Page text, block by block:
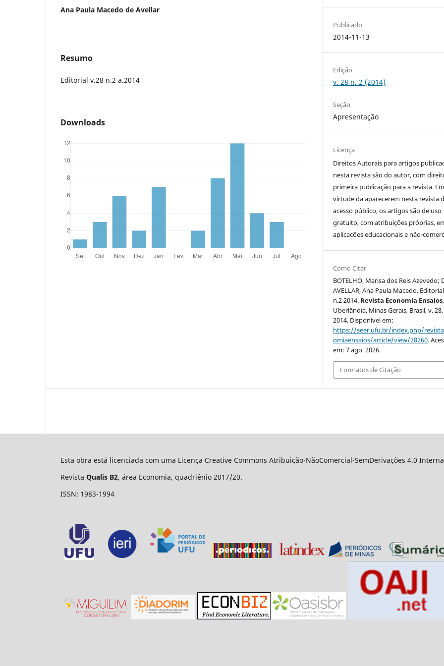
Ana Paula Macedo de Avellar
Resumo
Editorial v.28 n.2 a.2014
Downloads
Publicado
2014-11-13
Edição
v. 28 n. 2 (2014)
Seção
Apresentação
Licença
Direitos Autorais para artigos
nesta revista são do autor, com
primeira publicação para a revista. Em
virtude da aparecerem nesta revista
acesso público, os artigos são de uso
gratuito, com atribuições próprias,
aplicações educacionais e não-
Como Citar
BOTELHO, Marisa dos Reis Azevedo;
AVELLAR, Ana Paula Macedo.
n.2 2014. Revista Economia Ensaios,
Uberlândia, Minas Gerais, Brasil, v.
2014. Disponível em:
https://seer.ufu.br/index.php/
omiaensaios/article/view/28260.
em: 7 ago. 2026.
Formatos de Citação
Esta obra está licenciada com uma Licença Creative Commons Atribuição-NãoComercial-SemDerivações 4.0
Revista Qualis B2, área Economia, quadriênio 2017/20.
ISSN: 1983-1994